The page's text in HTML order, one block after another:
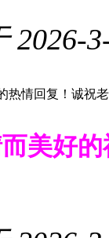
2026-
热情回复！诚祝
美好的